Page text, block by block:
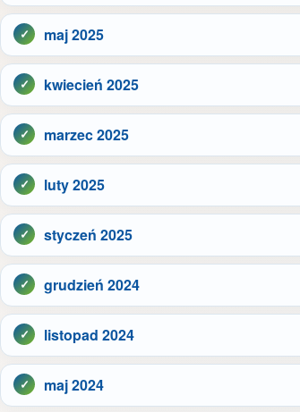
maj 2025
kwiecień 2025
marzec 2025
luty 2025
styczeń 2025
grudzień 2024
listopad 2024
maj 2024